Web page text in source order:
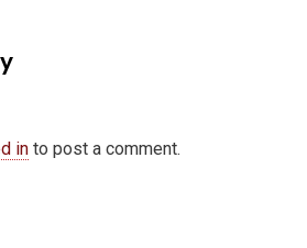
in to post a comment.